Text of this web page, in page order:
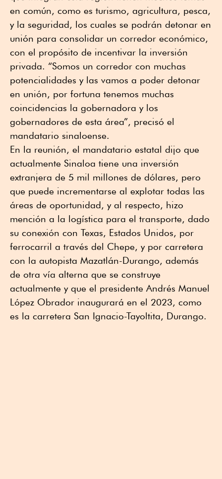
en común, como es turismo, agricultura, pesca,
y la seguridad, los cuales se podrán detonar en
unión para consolidar un corredor económico,
con el propósito de incentivar la inversión
privada. “Somos un corredor con muchas
potencialidades y las vamos a poder detonar
en unión, por fortuna tenemos muchas
coincidencias la gobernadora y los
gobernadores de esta área”, precisó el
mandatario sinaloense.
En la reunión, el mandatario estatal dijo que
actualmente Sinaloa tiene una inversión
extranjera de 5 mil millones de dólares, pero
que puede incrementarse al explotar todas las
áreas de oportunidad, y al respecto, hizo
mención a la logística para el transporte, dado
su conexión con Texas, Estados Unidos, por
ferrocarril a través del Chepe, y por carretera
con la autopista Mazatlán-Durango, además
de otra vía alterna que se construye
actualmente y que el presidente Andrés Manuel
López Obrador inaugurará en el 2023, como
es la carretera San Ignacio-Tayoltita, Durango.